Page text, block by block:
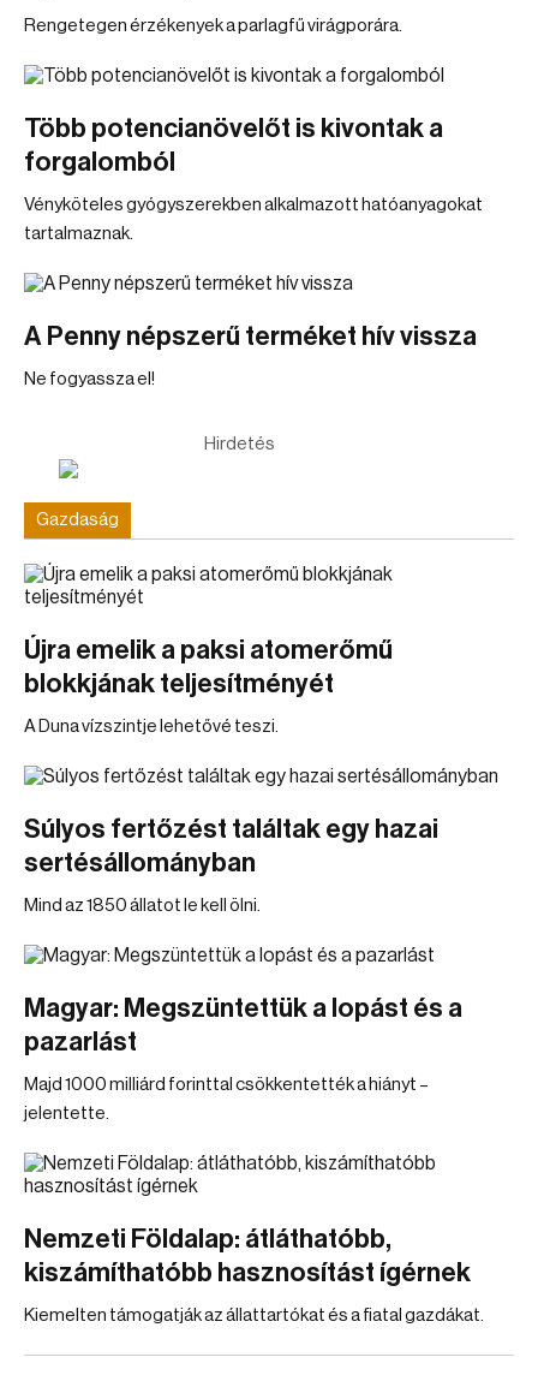
Rengetegen érzékenyek a parlagfű virágporára.
Több potencianövelőt is kivontak a
forgalomból
Vényköteles gyógyszerekben alkalmazott hatóanyagokat
tartalmaznak.
A Penny népszerű terméket hív vissza
Ne fogyassza el!
Hirdetés
Gazdaság
Újra emelik a paksi atomerőmű
blokkjának teljesítményét
A Duna vízszintje lehetővé teszi.
Súlyos fertőzést találtak egy hazai
sertésállományban
Mind az 1850 állatot le kell ölni.
Magyar: Megszüntettük a lopást és a
pazarlást
Majd 1000 milliárd forinttal csökkentették a hiányt –
jelentette.
Nemzeti Földalap: átláthatóbb,
kiszámíthatóbb hasznosítást ígérnek
Kiemelten támogatják az állattartókat és a fiatal gazdákat.